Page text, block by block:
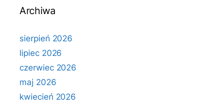
Archiwa
sierpień 2026
lipiec 2026
czerwiec 2026
maj 2026
kwiecień 2026